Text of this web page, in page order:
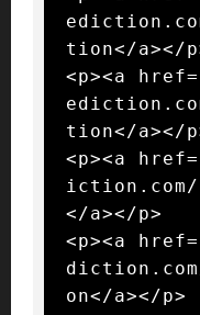
tion</a></
<p><a
tion</a></
<p><a
</a></p>
<p><a
on</a></p>